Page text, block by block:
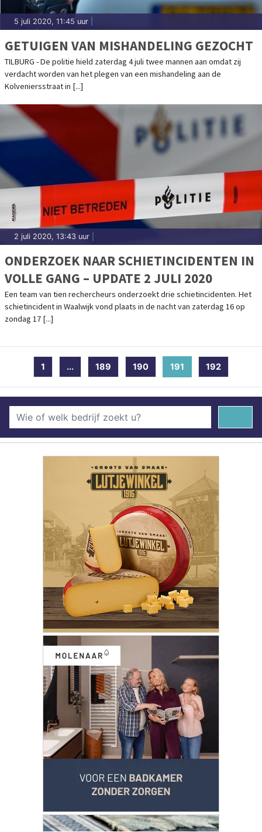
5 juli 2020, 11:45 uur
GETUIGEN VAN MISHANDELING GEZOCHT
TILBURG - De politie hield zaterdag 4 juli twee mannen aan omdat zij
verdacht worden van het plegen van een mishandeling aan de
Kolveniersstraat in [...]
2 juli 2020, 13:43 uur
ONDERZOEK NAAR SCHIETINCIDENTEN IN
VOLLE GANG – UPDATE 2 JULI 2020
Een team van tien rechercheurs onderzoekt drie schietincidenten. Het
schietincident in Waalwijk vond plaats in de nacht van zaterdag 16 op
zondag 17 [...]
1 ... 189 190 191 (current)
192